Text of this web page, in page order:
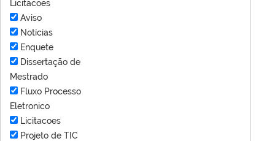
Licitacoes
Aviso
Notícias
Enquete
Dissertação de
Mestrado
Fluxo Processo
Eletronico
Licitacoes
Projeto de TIC